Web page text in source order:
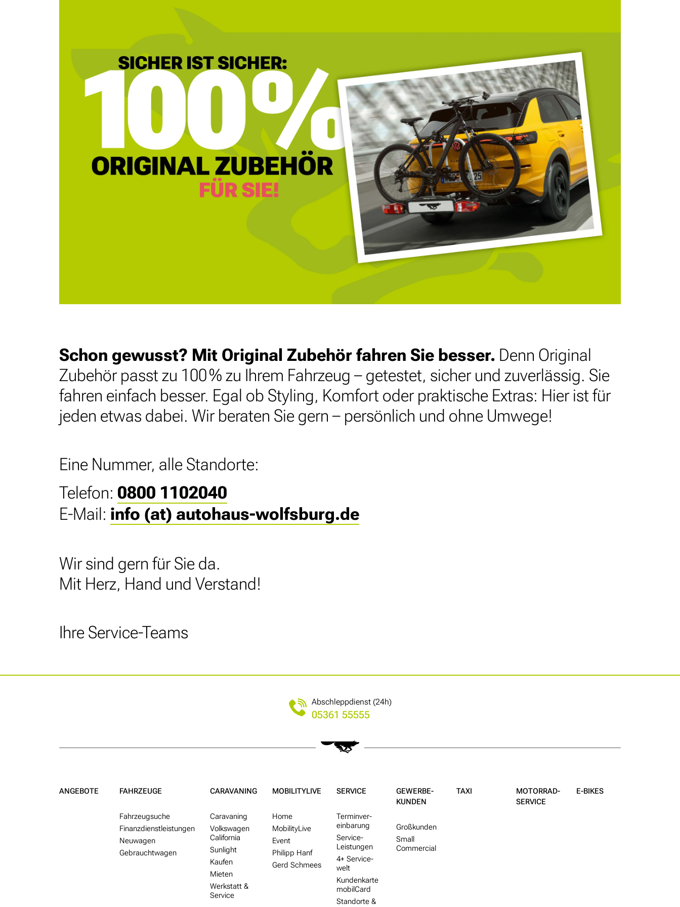
Schon gewusst? Mit Original Zubehör fahren Sie besser. Denn Original
Zubehör passt zu 100 % zu Ihrem Fahrzeug – getestet, sicher und zuverlässig. Sie
fahren einfach besser. Egal ob Styling, Komfort oder praktische Extras: Hier ist für
jeden etwas dabei. Wir beraten Sie gern – persönlich und ohne Umwege!
Eine Nummer, alle Standorte:
Telefon: 0800 1102040
E-Mail: info (at) autohaus-wolfsburg.de
Wir sind gern für Sie da.
Mit Herz, Hand und Verstand!
Ihre Service-Teams
Abschleppdienst (24h)
05361 55555
ANGEBOTE FAHRZEUGE
Fahr­zeug­suche
Finanzdienstleistungen
Neu­wagen
Gebraucht­wagen
CARAVANING
Caravaning
Volkswagen
California
Sunlight
Kaufen
Mieten
Werkstatt &
Service
MOBILITYLIVE
Home
MobilityLive
Event
Philipp Hanf
Gerd Schmees
SERVICE
Termin­ver­
ein­barung
Service-
Leistungen
4+ Service­
welt
Kunden­karte
mobilCard
Standorte &
GEWERBE­
KUNDEN
Groß­kunden
Small
Commercial
TAXI
MOTORRAD­
SERVICE
E-BIKES